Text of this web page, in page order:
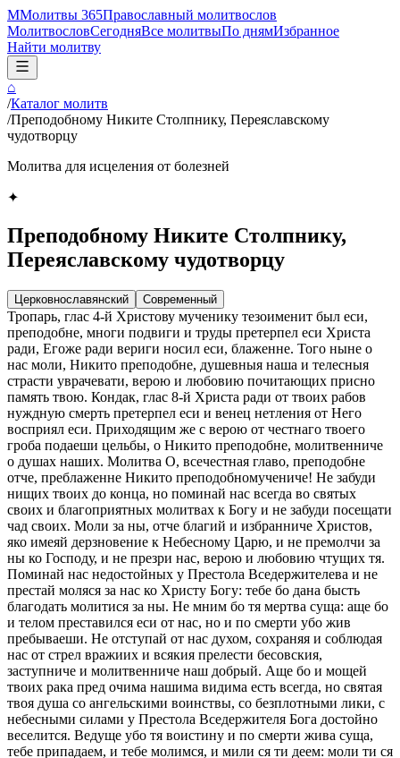
ММолитвы 365Православный молитвослов
МолитвословСегодняВсе молитвыПо днямИзбранное
Найти молитву
⌂
/Каталог молитв
/Преподобному Никите Столпнику, Переяславскому
чудотворцу
Молитва для исцеления от болезней
✦
Преподобному Никите Столпнику,
Переяславскому чудотворцу
Церковнославянский Современный
Тропарь, глас 4-й Христову мученику тезоименит был еси,
преподобне, многи подвиги и труды претерпел еси Христа
ради, Егоже ради вериги носил еси, блаженне. Того ныне о
нас моли, Никито преподобне, душевныя наша и телесныя
страсти уврачевати, верою и любовию почитающих присно
память твою. Кондак, глас 8-й Христа ради от твоих рабов
нуждную смерть претерпел еси и венец нетления от Него
восприял еси. Приходящим же с верою от честнаго твоего
гроба подаеши цельбы, о Никито преподобне, молитвенниче
о душах наших. Молитва О, всечестная главо, преподобне
отче, преблаженне Никито преподобномучениче! Не забуди
нищих твоих до конца, но поминай нас всегда во святых
своих и благоприятных молитвах к Богу и не забуди посещати
чад своих. Моли за ны, отче благий и избранниче Христов,
яко имеяй дерзновение к Небесному Царю, и не премолчи за
ны ко Господу, и не презри нас, верою и любовию чтущих тя.
Поминай нас недостойных у Престола Вседержителева и не
престай моляся за нас ко Христу Богу: тебе бо дана бысть
благодать молитися за ны. Не мним бо тя мертва суща: аще бо
и телом преставился еси от нас, но и по смерти убо жив
пребываеши. Не отступай от нас духом, сохраняя и соблюдая
нас от стрел вражиих и всякия прелести бесовския,
заступниче и молитвенниче наш добрый. Аще бо и мощей
твоих рака пред очима нашима видима есть всегда, но святая
твоя душа со ангельскими воинствы, со безплотными лики, с
небесными силами у Престола Вседержителя Бога достойно
веселится. Ведуще убо тя воистину и по смерти жива суща,
тебе припадаем, и тебе молимся, и мили ся ти деем: моли ти ся